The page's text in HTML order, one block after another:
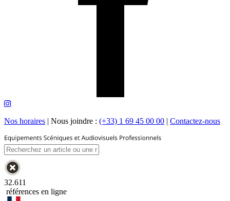
Nos horaires | Nous joindre : (+33) 1 69 45 00 00 | Contactez-nous
32.611
références en ligne